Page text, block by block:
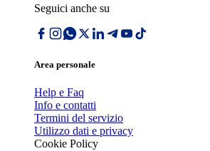
Seguici anche su
Area personale
Help e Faq
Info e contatti
Termini del servizio
Utilizzo dati e privacy
Cookie Policy